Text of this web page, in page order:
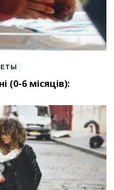
(0-6 місяців):